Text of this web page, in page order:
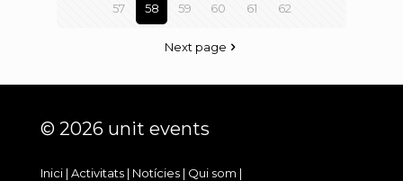
57 58 59 60 61 62
Next page
© 2026 unit events
Inici | Activitats | Notícies | Qui som |